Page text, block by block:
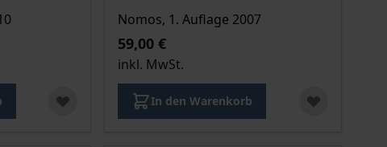
Nomos, 1. Auflage 2007
59,00 €
inkl. MwSt.
In den Warenkorb